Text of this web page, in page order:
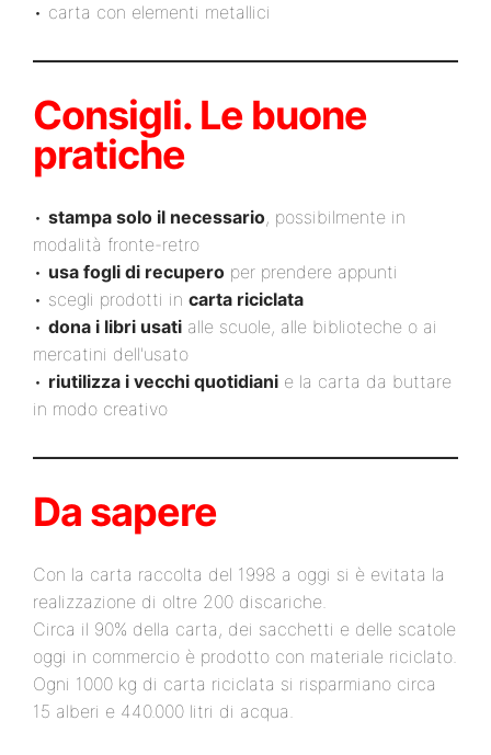
• carta con elementi metallici
Consigli. Le buone
pratiche
• stampa solo il necessario, possibilmente in
modalità fronte-retro
• usa fogli di recupero per prendere appunti
• scegli prodotti in carta riciclata
• dona i libri usati alle scuole, alle biblioteche o ai
mercatini dell'usato
• riutilizza i vecchi quotidiani e la carta da buttare
in modo creativo
Da sapere
Con la carta raccolta del 1998 a oggi si è evitata la
realizzazione di oltre 200 discariche.
Circa il 90% della carta, dei sacchetti e delle scatole
oggi in commercio è prodotto con materiale riciclato.
Ogni 1000 kg di carta riciclata si risparmiano circa
15 alberi e 440.000 litri di acqua.